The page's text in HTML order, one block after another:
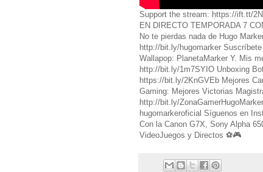
Support the stream: https://ift.tt/
EN DIRECTO TEMPORADA 7
No te pierdas nada de Hugo
http://bit.ly/hugomarker
Wallapop: PlanetaMarker Y. Mis
http://bit.ly/1m7SYIO Unboxing
https://bit.ly/2KnGVEb Mejores
Gaming: Mejores Victorias
http://bit.ly/
hugomarkeroficial Síguenos en
Con la Canon G7X, Sony Alpha
VideoJuegos y Directos ⚽️🎮